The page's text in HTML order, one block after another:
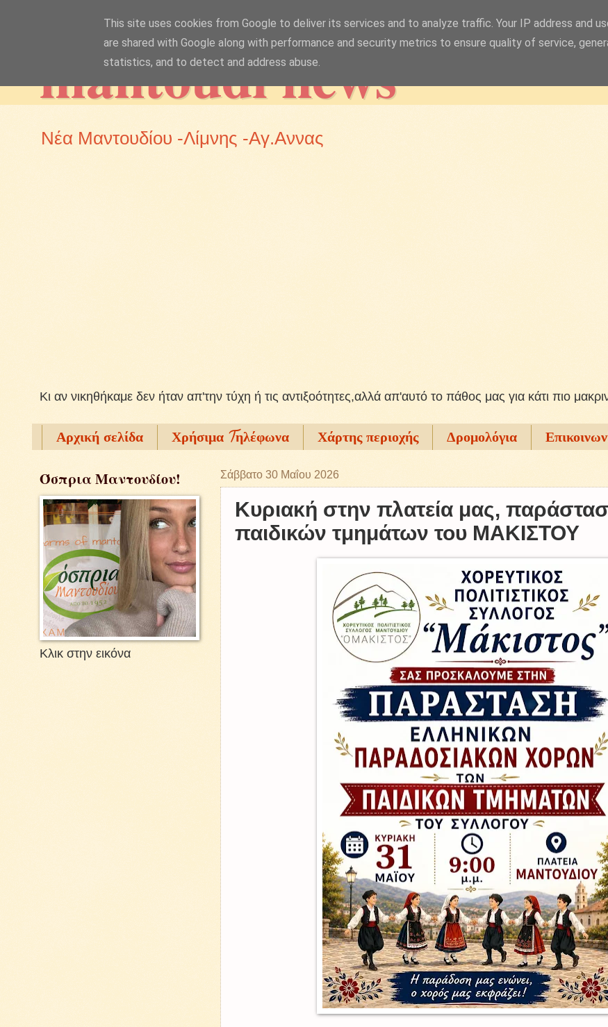
mantoudi news
Νέα Μαντουδίου -Λίμνης -Αγ.Αννας
Kι αν νικηθήκαμε δεν ήταν απ'την τύχη ή τις αντιξοότητες,αλλά απ'αυτό το πάθος μας για κάτι πιο
Αρχική σελίδα Χρήσιμα Tηλέφωνα Χάρτης περιοχής Δρομολόγια
Σάββατο 30 Μαΐου 2026
Κυριακή στην πλατεία μας,
παιδικών τμημάτων του ΜΑΚΙΣΤΟΥ
Όσπρια Μαντουδίου!
Κλικ στην εικόνα
This site uses cookies from Google to deliver its services and to analyze traffic. Your IP address and
are shared with Google along with performance and security metrics to ensure quality of service,
statistics, and to detect and address abuse.